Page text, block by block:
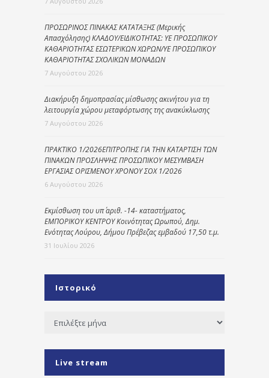
ΠΡΟΣΩΡΙΝΟΣ ΠΙΝΑΚΑΣ ΚΑΤΑΤΑΞΗΣ (Μερικής
Απασχόλησης) ΚΛΑΔΟΥ/ΕΙΔΙΚΟΤΗΤΑΣ: ΥΕ ΠΡΟΣΩΠΙΚΟΥ
ΚΑΘΑΡΙΟΤΗΤΑΣ ΕΣΩΤΕΡΙΚΩΝ ΧΩΡΩΝ/ΥΕ ΠΡΟΣΩΠΙΚΟΥ
ΚΑΘΑΡΙΟΤΗΤΑΣ ΣΧΟΛΙΚΩΝ ΜΟΝΑΔΩΝ
7 Αυγούστου 2026
Διακήρυξη δημοπρασίας μίσθωσης ακινήτου για τη
λειτουργία χώρου μεταφόρτωσης της ανακύκλωσης
7 Αυγούστου 2026
ΠΡΑΚΤΙΚΟ 1/2026ΕΠΙΤΡΟΠΗΣ ΓΙΑ ΤΗΝ ΚΑΤΑΡΤΙΣΗ ΤΩΝ
ΠΙΝΑΚΩΝ ΠΡΟΣΛΗΨΗΣ ΠΡΟΣΩΠΙΚΟΥ ΜΕΣΥΜΒΑΣΗ
ΕΡΓΑΣΙΑΣ ΟΡΙΣΜΕΝΟΥ ΧΡΟΝΟΥ ΣΟΧ 1/2026
6 Αυγούστου 2026
Εκμίσθωση του υπ΄ αριθ. -14- καταστήματος,
ΕΜΠΟΡΙΚΟΥ ΚΕΝΤΡΟΥ Κοινότητας Ωρωπού, Δημ.
Ενότητας Λούρου, Δήμου Πρέβεζας εμβαδού 17,50 τ.μ.
31 Ιουλίου 2026
Ιστορικό
Ιστορικό
Live stream